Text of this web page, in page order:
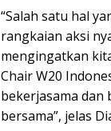
“Salah satu hal
rangkaian aksi
mengingatkan
Chair W20
bekerjasama
bersama”, jelas